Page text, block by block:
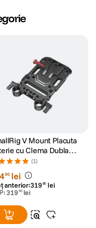
V Mount Placuta
cu Clema Dubla
(1)
90 lei
anterior:319 90 lei
319 90 lei